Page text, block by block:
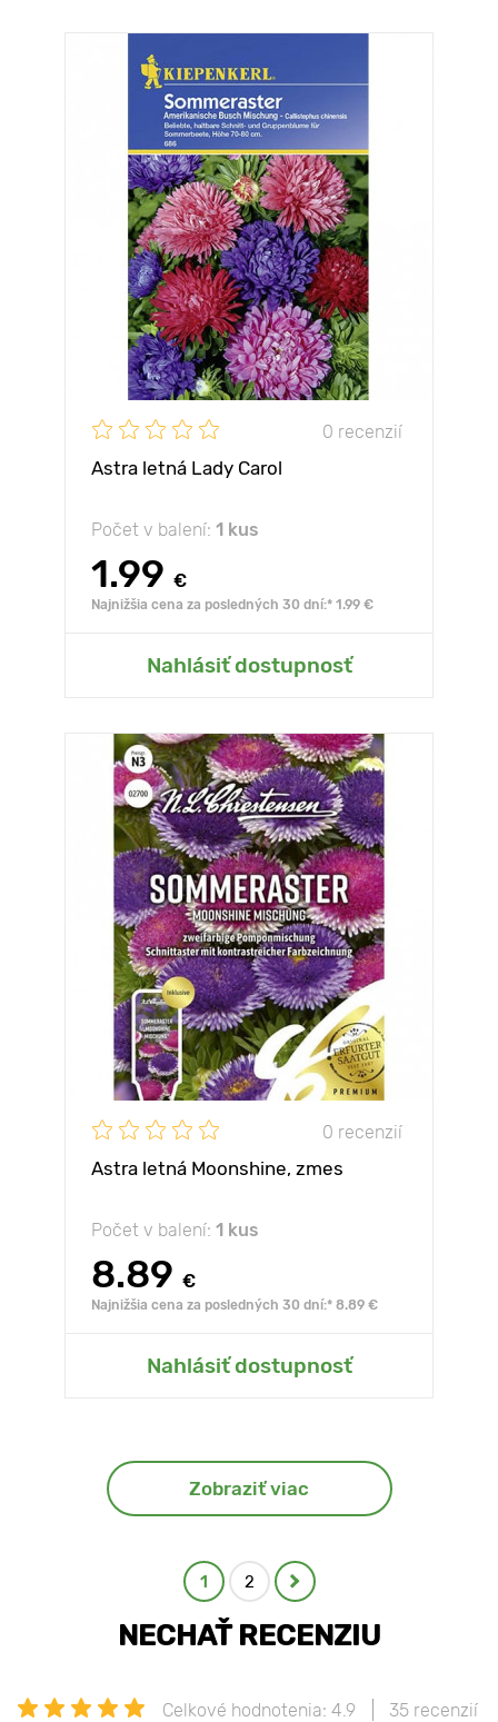
0 recenzií
Astra letná Lady Carol
Počet v balení: 1 kus
1.99 €
Najnižšia cena za posledných 30 dní:* 1.99 €
Nahlásiť dostupnosť
0 recenzií
Astra letná Moonshine, zmes
Počet v balení: 1 kus
8.89 €
Najnižšia cena za posledných 30 dní:* 8.89 €
Nahlásiť dostupnosť
Zobraziť viac
1 2
NECHAŤ RECENZIU
Celkové hodnotenia: 4.9 35 recenzií